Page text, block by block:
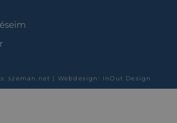
szeman.net | Webdesign: InOut Design